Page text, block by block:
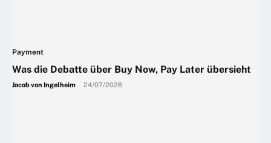
Payment
Was die Debatte über Buy Now, Pay Later übersieht
Jacob von Ingelheim 24/07/2026